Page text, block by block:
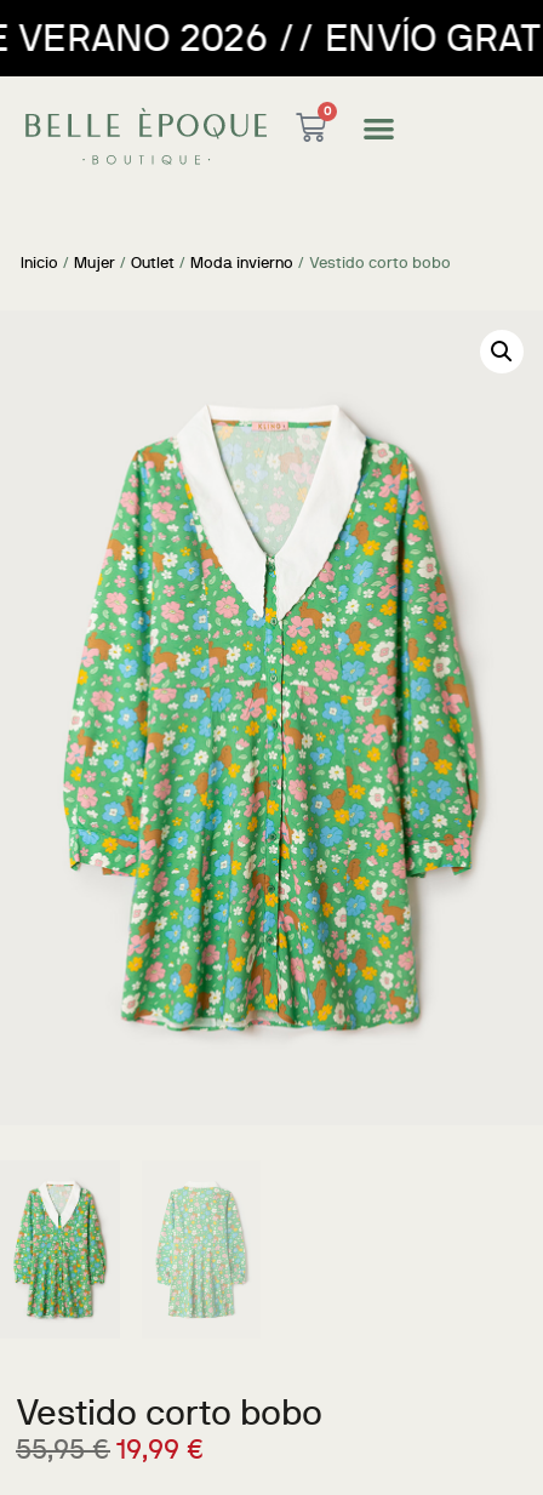
// ENVÍO GRATUITO
0
Inicio / Mujer / Outlet / Moda invierno / Vestido corto bobo
Vestido corto bobo
55,95€ 19,99 €